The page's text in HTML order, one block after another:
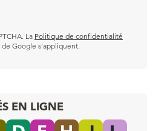
La Politique de confidentialité
de Google s’appliquent.
EN LIGNE